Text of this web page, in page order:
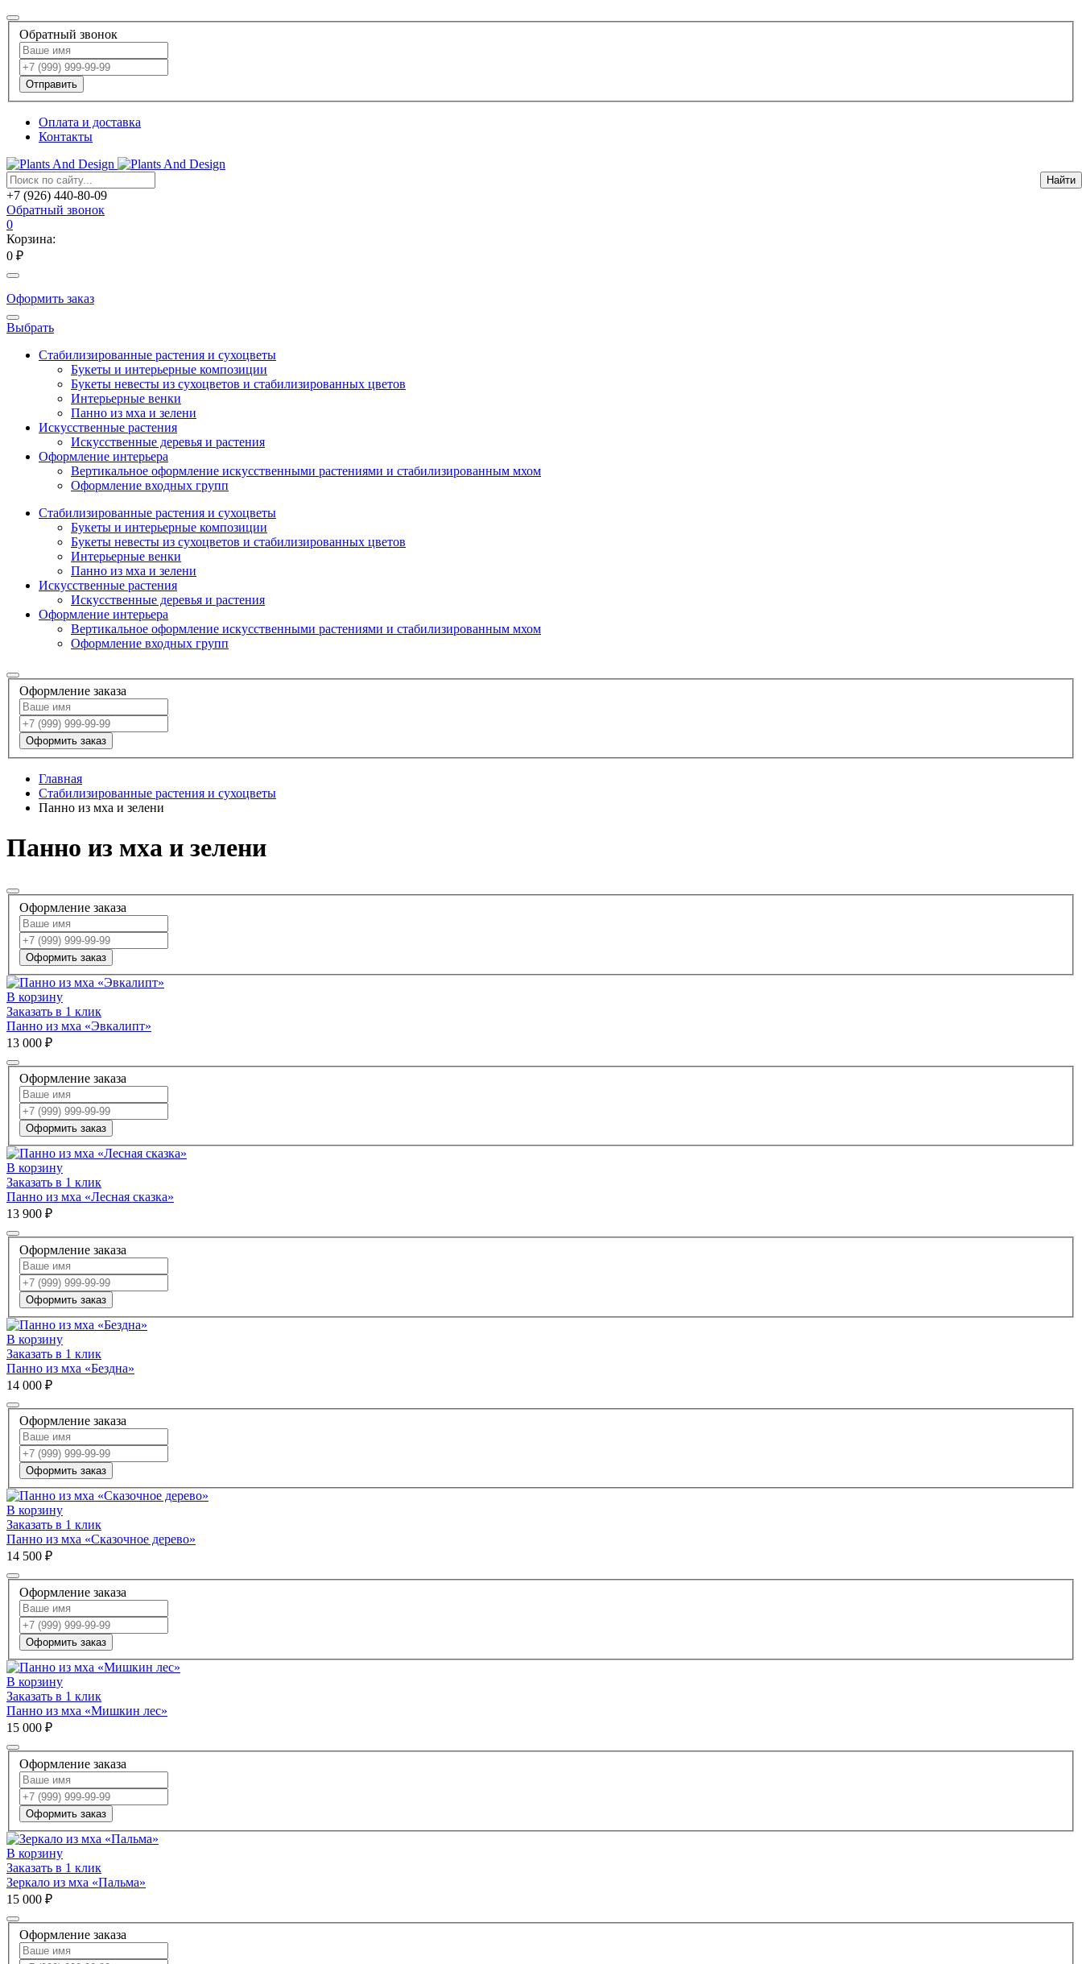
Обратный звонок
Отправить
Оплата и доставка
Контакты
+7 (926) 440-80-09
Обратный звонок
0
Корзина:
0 ₽
Оформить заказ
Выбрать
Стабилизированные растения и сухоцветы
Букеты и интерьерные композиции
Букеты невесты из сухоцветов и стабилизированных цветов
Интерьерные венки
Панно из мха и зелени
Искусственные растения
Искусственные деревья и растения
Оформление интерьера
Вертикальное оформление искусственными растениями и стабилизированным мхом
Оформление входных групп
Стабилизированные растения и сухоцветы
Букеты и интерьерные композиции
Букеты невесты из сухоцветов и стабилизированных цветов
Интерьерные венки
Панно из мха и зелени
Искусственные растения
Искусственные деревья и растения
Оформление интерьера
Вертикальное оформление искусственными растениями и стабилизированным мхом
Оформление входных групп
Оформление заказа
Оформить заказ
Главная
Стабилизированные растения и сухоцветы
Панно из мха и зелени
Панно из мха и зелени
Оформление заказа
Оформить заказ
В корзину
Заказать в 1 клик
Панно из мха «Эвкалипт»
13 000 ₽
Оформление заказа
Оформить заказ
В корзину
Заказать в 1 клик
Панно из мха «Лесная сказка»
13 900 ₽
Оформление заказа
Оформить заказ
В корзину
Заказать в 1 клик
Панно из мха «Бездна»
14 000 ₽
Оформление заказа
Оформить заказ
В корзину
Заказать в 1 клик
Панно из мха «Сказочное дерево»
14 500 ₽
Оформление заказа
Оформить заказ
В корзину
Заказать в 1 клик
Панно из мха «Мишкин лес»
15 000 ₽
Оформление заказа
Оформить заказ
В корзину
Заказать в 1 клик
Зеркало из мха «Пальма»
15 000 ₽
Оформление заказа